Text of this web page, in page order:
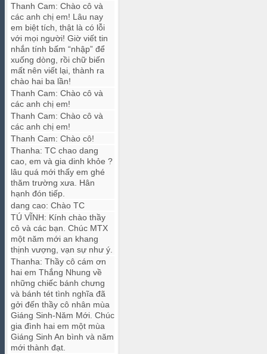
Thanh Cam: Chào cô và
các anh chị em! Lâu nay
em biệt tích, thật là có lỗi
với mọi người! Giờ viết tin
nhắn tính bấm “nhập” để
xuống dòng, rồi chữ biến
mất nên viết lại, thành ra
chào hai ba lần!
Thanh Cam: Chào cô và
các anh chị em!
Thanh Cam: Chào cô và
các anh chị em!
Thanh Cam: Chào cô!
Thanha: TC chao dang
cao, em và gia dinh khỏe ?
lâu quá mới thấy em ghé
thăm trường xưa. Hân
hạnh đón tiếp.
dang cao: Chào TC
TÚ VĨNH: Kính chào thầy
cô và các bạn. Chúc MTX
một năm mới an khang
thịnh vượng, vạn sự như ý.
Thanha: Thầy cô cám ơn
hai em Thắng Nhung về
những chiếc bánh chưng
và bánh tét tình nghĩa đã
gởi đến thầy cô nhân mùa
Giáng Sinh-Năm Mới. Chúc
gia đình hai em một mùa
Giáng Sinh An bình và năm
mới thành đạt.